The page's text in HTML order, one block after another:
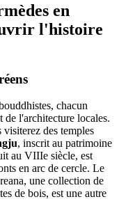
en
l'histoire
chacun
l'architecture locales.
des temples
, inscrit au patrimoine
au VIIIe siècle, est
en arc de cercle. Le
une collection de
de bois, est une autre